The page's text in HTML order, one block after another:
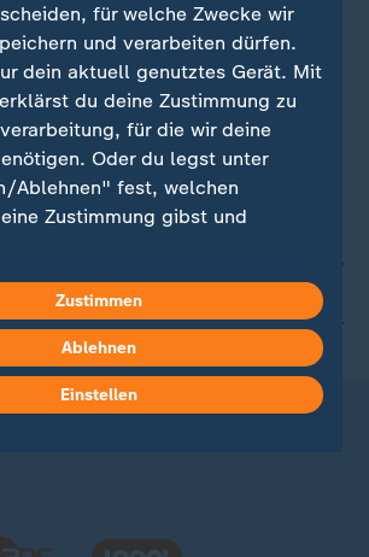
Videos
für welche Zwecke wir
und verarbeiten dürfen.
dein aktuell genutztes Gerät. Mit
du deine Zustimmung zu
für die wir deine
Oder du legst unter
Ablehnen" fest, welchen
Zustimmung gibst und
widerrufen oder ändern.
das Impressum.
findest du in unserer
Zustimmen
Ablehnen
Einstellen